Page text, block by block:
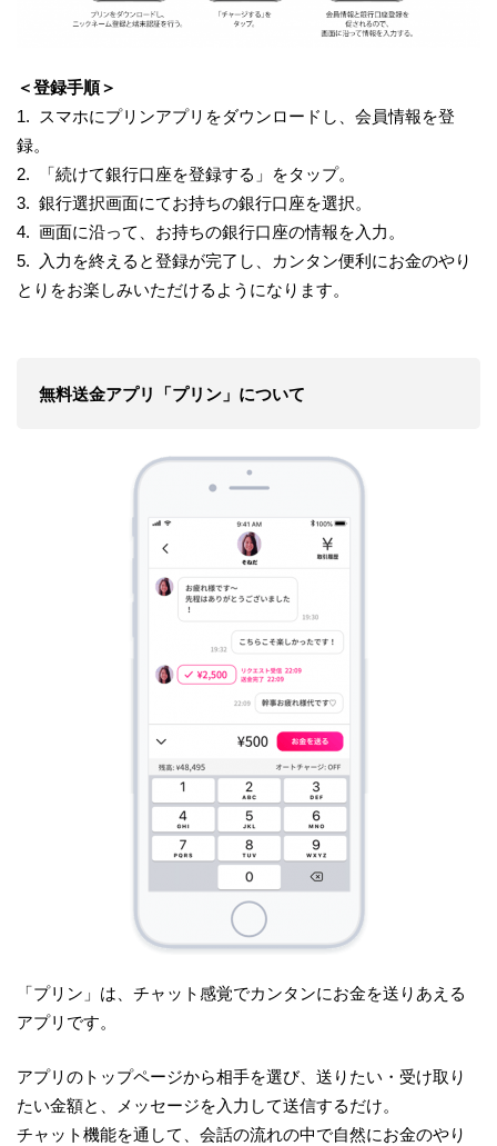
＜登録手順＞
1. スマホにプリンアプリをダウンロードし、会員情報を登
録。
2. 「続けて銀行口座を登録する」をタップ。
3. 銀行選択画面にてお持ちの銀行口座を選択。
4. 画面に沿って、お持ちの銀行口座の情報を入力。
5. 入力を終えると登録が完了し、カンタン便利にお金のやり
とりをお楽しみいただけるようになります。
無料送金アプリ「プリン」について
「プリン」は、チャット感覚でカンタンにお金を送りあえる
アプリです。
アプリのトップページから相手を選び、送りたい・受け取り
たい金額と、メッセージを入力して送信するだけ。
チャット機能を通して、会話の流れの中で自然にお金のやり